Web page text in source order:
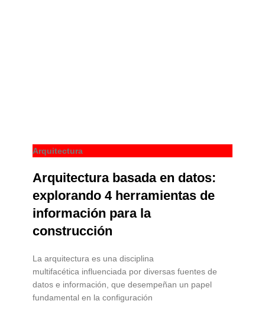
Arquitectura
Arquitectura basada en datos:
explorando 4 herramientas de
información para la
construcción
La arquitectura es una disciplina
multifacética influenciada por diversas fuentes de
datos e información, que desempeñan un papel
fundamental en la configuración